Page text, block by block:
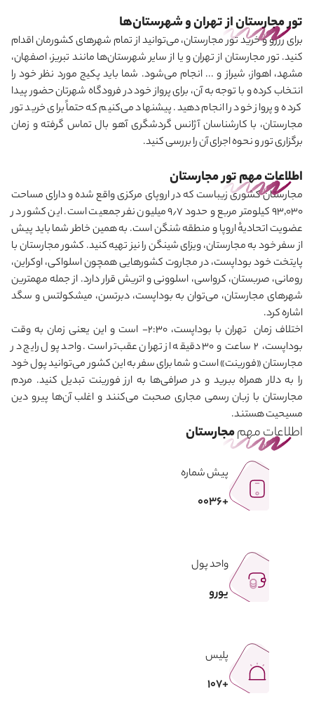
تور مجارستان از تهران و شهرستان‌ها
برای رزرو و خرید تور مجارستان، میتوانید از تمام شهرهای کشورمان اقدام
کنید. تور مجارستان از تهران و یا از سایر شهرستان‌ها مانند تبریز، اصفهان،
مشهد، اهواز، شیراز و ... انجام میشود. شما باید پکیج مورد نظر خود را
انتخاب کرده و با توجه به آن، برای پرواز خود در فرودگاه شهرتان حضور پیدا
کرده و پرواز خود را انجام دهید. پیشنهاد می‌کنیم که حتماً برای خرید تور
مجارستان، با کارشناسان آژانس گردشگری آهو بال تماس گرفته و زمان
برگزاری تور و نحوه اجرای آن را بررسی کنید.
اطلاعات مهم تور مجارستان
مجارستان کشوری زیباست که در اروپای مرکزی واقع شده و دارای مساحت
۹۳٬۰۳۰ کیلومتر مربع و حدود ۹٫۷ میلیون نفر جمعیت است. این کشور در
عضویت اتحادیهٔ اروپا و منطقه شنگن است. به همین خاطر شما باید پیش
از سفر خود به مجارستان، ویزای شینگن را نیز تهیه کنید. کشور مجارستان با
پایتخت خود بوداپست، در مجاروت کشورهایی همچون اسلواکی، اوکراین،
رومانی، صربستان، کرواسی، اسلوونی و اتریش قرار دارد. از جمله مهمترین
شهرهای مجارستان، می‌توان به بوداپست، دبرتسن، میشکولتس و سگد
اشاره کرد.
اختلاف زمان تهران با بوداپست، -2:30است و این یعنی زمان به وقت
بوداپست، 2 ساعت و 30 دقیقه از تهران عقب‌تر است. واحد پول رایج در
مجارستان «فورینت» است و شما برای سفر به این کشور میتوانید پول خود
را به دلار همراه ببرید و در صرافیها به ارز فورینت تبدیل کنید. مردم
مجارستان با زبان رسمی مجاری صحبت میکنند و اغلب آن‌ها پیرو دین
مسیحیت هستند.
اطلاعات مهممجارستان
پیش شماره
+0036
واحد پول
یورو
پلیس
+107